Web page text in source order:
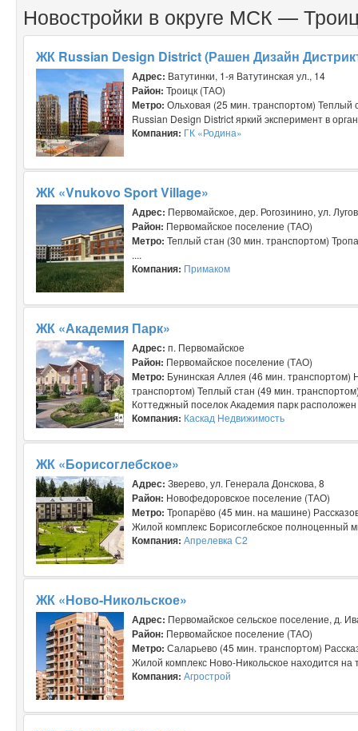
Новостройки в округе МСК —
ЖК Russian Design District (Рашен Дизайн
Адрес: Ватутинки, 1-я Ватутинская ул., 14
Район: Троицк (ТАО)
Метро: Ольховая (25 мин. транспортом) Теплый
Russian Design District яркий эксперимент в
Компания: ГК «Родина»
ЖК «Vnukovo Sport Village»
Адрес: Первомайское, дер. Рогозинино, ул.
Район: Первомайское поселение (ТАО)
Метро: Теплый стан (30 мин. транспортом)
....
Компания: Примаком
ЖК «Академия Парк»
Адрес: п. Первомайское
Район: Первомайское поселение (ТАО)
Метро: Бунинская Аллея (46 мин. транспортом)
транспортом) Теплый стан (49 мин.
Коттеджный поселок Академия парк
Компания: Каскад Недвижимость
ЖК «Борисоглебское»
Адрес: Зверево, ул. Генерала Донскова, 8
Район: Новофедоровское поселение (ТАО)
Метро: Тропарёво (45 мин. на машине)
Жилой комплекс Борисоглебское полноценный
Компания: Апрелевка С2
ЖК «Ново-Никольское»
Адрес: Первомайское сельское поселение, д.
Район: Первомайское поселение (ТАО)
Метро: Саларьево (45 мин. транспортом)
Жилой комплекс Ново-Никольское находится на
Компания: Агрострой